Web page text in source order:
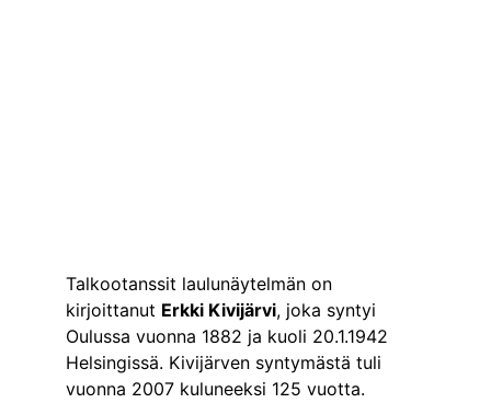
Talkootanssit laulunäytelmän on
kirjoittanut Erkki Kivijärvi, joka syntyi
Oulussa vuonna 1882 ja kuoli 20.1.1942
Helsingissä. Kivijärven syntymästä tuli
vuonna 2007 kuluneeksi 125 vuotta.